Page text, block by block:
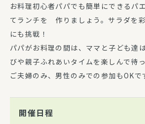
お料理初心者パパでも簡単にできるパ
てランチを 作りましょう。サラダを
にも挑戦！
パパがお料理の間は、ママと子ども達
びや親子ふれあいタイムを楽しんで待
ご夫婦のみ、男性のみでの参加もOKで
開催日程